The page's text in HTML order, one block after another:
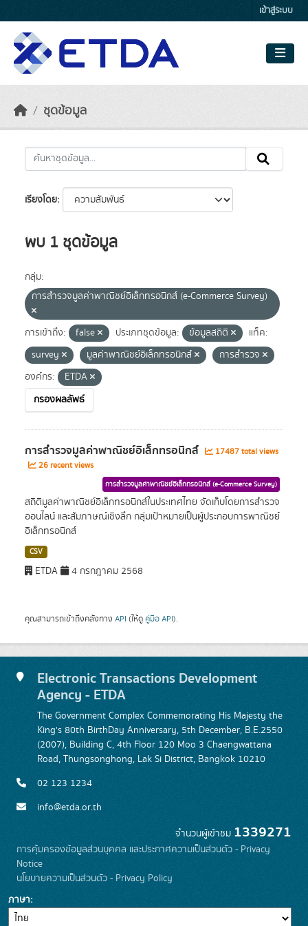
เข้าสู่ระบบ
ชุดข้อมูล
เรียงโดย
พบ 1 ชุดข้อมูล
กลุ่ม:
การสำรวจมูลค่าพาณิชย์อิเล็กทรอนิกส์ (e-Commerce Survey)
การเข้าถึง: false ประเภทชุดข้อมูล: ข้อมูลสถิติ
แท็ค:
survey
มูลค่าพาณิชย์อิเล็กทรอนิกส์
การสำรวจ
องค์กร:
ETDA
กรองผลลัพธ์
การสำรวจมูลค่าพาณิชย์อิเล็กทรอนิกส์
17487 total views
26 recent views
การสำรวจมูลค่าพาณิชย์อิเล็กทรอนิกส์ (e-Commerce Survey)
สถิติมูลค่าพาณิชย์อิเล็กทรอนิกส์ในประเทศไทย จัดเก็บโดยการสำรวจ
ออนไลน์ และสัมภาษณ์เชิงลึก กลุ่มเป้าหมายเป็นผู้ประกอบการพาณิชย์
อิเล็กทรอนิกส์
CSV
ETDA 4 กรกฎาคม 2568
คุณสามารถเข้าถึงคลังทาง API (ให้ดู คู่มือ API).
Electronic Transactions Development
Agency - ETDA
The Government Complex Commemorating His Majesty the
King's 80th BirthDay Anniversary, 5th December, B.E.2550
(2007), Building C, 4th Floor 120 Moo 3 Chaengwattana
Road, Thungsonghong, Lak Si District, Bangkok 10210
02 123 1234
info@etda.or.th
จำนวนผู้เข้าชม 1339271
การคุ้มครองข้อมูลส่วนบุคคล และประกาศความเป็นส่วนตัว - Privacy
Notice
นโยบายความเป็นส่วนตัว - Privacy Policy
ภาษา